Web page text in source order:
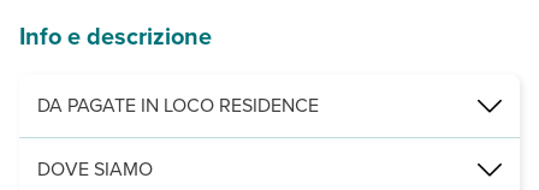
Info e descrizione
DA PAGATE IN LOCO RESIDENCE
Servizi obbligatori: animali ammessi di piccola taglia (fino a 25
DOVE SIAMO